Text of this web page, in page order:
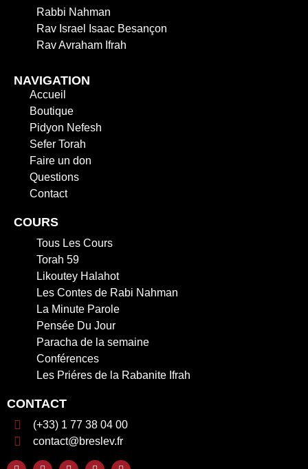
Rabbi Nahman
Rav Israel Isaac Besançon
Rav Avraham Ifrah
NAVIGATION
Accueil
Boutique
Pidyon Nefesh
Sefer Torah
Faire un don
Questions
Contact
COURS
Tous Les Cours
Torah 59
Likoutey Halahot
Les Contes de Rabi Nahman
La Minute Parole
Pensée Du Jour
Paracha de la semaine
Conférences
Les Priéres de la Rabanite Ifrah
CONTACT
(+33) 1 77 38 04 00
contact@breslev.fr